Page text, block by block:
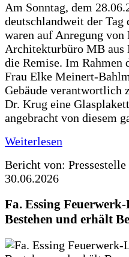
Am Sonntag, dem
deutschlandweit der
waren auf Anregung
Architekturbüro MB aus
die Remise. Im Rahmen
Frau Elke Meinert-
Gebäude verantwortlich
Dr. Krug eine
angebracht von diesem
Weiterlesen
Bericht von:
30.06.2026
Fa. Essing
Bestehen und erhält